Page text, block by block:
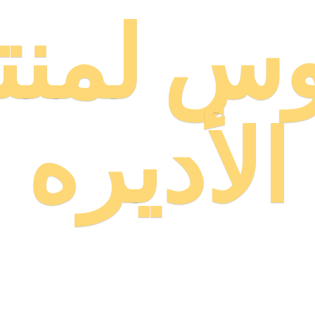
الأديره